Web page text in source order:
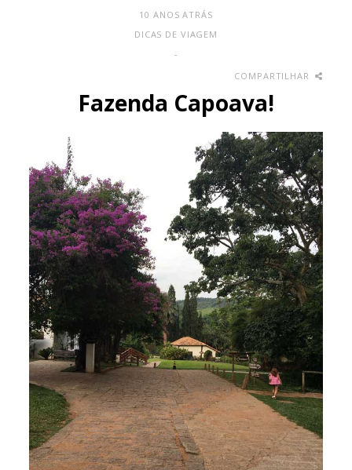
10 ANOS ATRÁS
DICAS DE VIAGEM
-
COMPARTILHAR
Fazenda Capoava!